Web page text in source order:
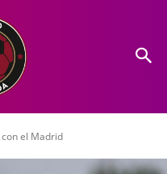
el Madrid